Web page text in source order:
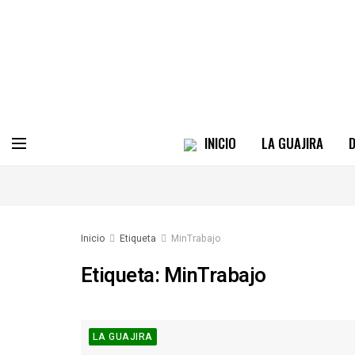
INICIO LA GUAJIRA
Inicio Etiqueta MinTrabajo
Etiqueta: MinTrabajo
LA GUAJIRA